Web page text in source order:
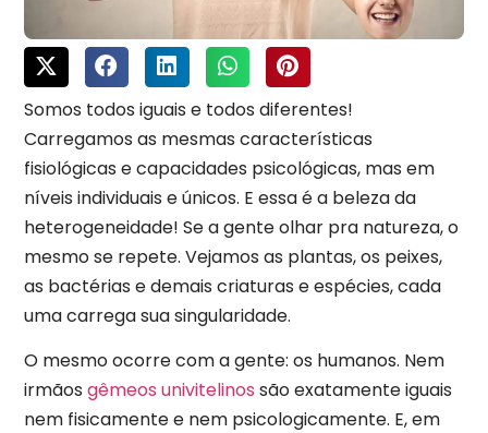
Somos todos iguais e todos diferentes!
Carregamos as mesmas características
fisiológicas e capacidades psicológicas, mas em
níveis individuais e únicos. E essa é a beleza da
heterogeneidade! Se a gente olhar pra natureza, o
mesmo se repete. Vejamos as plantas, os peixes,
as bactérias e demais criaturas e espécies, cada
uma carrega sua singularidade.
O mesmo ocorre com a gente: os humanos. Nem
irmãos gêmeos univitelinos são exatamente iguais
nem fisicamente e nem psicologicamente. E, em